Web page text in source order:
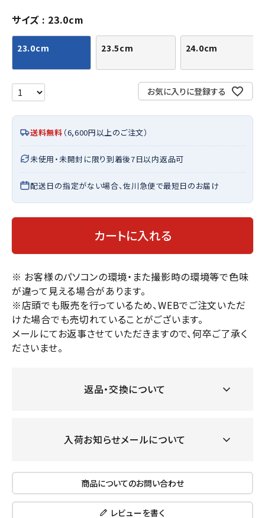
サイズ 23.0cm
23.0cm 23.5cm 24.0cm
お気に入りに登録する
送料無料 （6,600円以上のご注文）
未使用・未開封に限り到着後7日以内返品可
配送日の指定がない場合、佐川急便で最短日のお届け
カートに入れる
※ お客様のパソコンの環境・また撮影時の環境等で色味
が違って見える場合があります。
※店頭でも販売を行っているため、WEBでご注文いただ
けた場合でも売切れていることがございます。
メールにてお返事させていただきますので、何卒ご了承く
ださいませ。
返品・交換について
入荷お知らせメールについて
商品についてのお問い合わせ
レビューを書く